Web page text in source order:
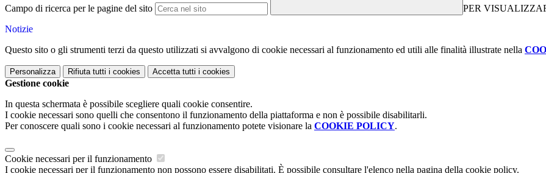
Campo di ricerca per le pagine del sito PER
Notizie
Questo sito o gli strumenti terzi da questo utilizzati si avvalgono di cookie necessari al funzionamento ed utili alle finalità illustrate nella
Personalizza Rifiuta tutti i cookies Accetta tutti i cookies
Gestione cookie
In questa schermata è possibile scegliere quali cookie consentire.
I cookie necessari sono quelli che consentono il funzionamento della piattaforma e non è possibile disabilitarli.
Per conoscere quali sono i cookie necessari al funzionamento potete visionare la COOKIE POLICY.
Cookie necessari per il funzionamento
I cookie necessari per il funzionamento non possono essere disabilitati. È possibile consultare l'elenco nella pagina della cookie policy.